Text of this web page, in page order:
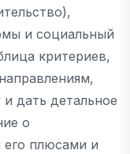
и социальный
критериев,
дать детальное
о
его плюсами и